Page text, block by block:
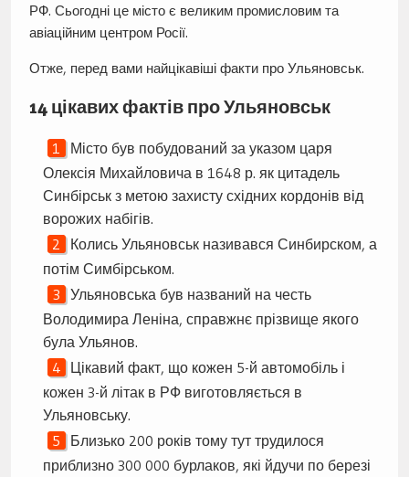
РФ. Сьогодні це місто є великим промисловим та
авіаційним центром Росії.
Отже, перед вами найцікавіші факти про Ульяновськ.
14 цікавих фактів про Ульяновськ
Місто був побудований за указом царя
Олексія Михайловича в 1648 р. як цитадель
Синбірськ з метою захисту східних кордонів від
ворожих набігів.
Колись Ульяновськ називався Синбирском, а
потім Симбірськом.
Ульяновська був названий на честь
Володимира Леніна, справжнє прізвище якого
була Ульянов.
Цікавий факт, що кожен 5-й автомобіль і
кожен 3-й літак в РФ виготовляється в
Ульяновську.
Близько 200 років тому тут трудилося
приблизно 300 000 бурлаков, які йдучи по березі